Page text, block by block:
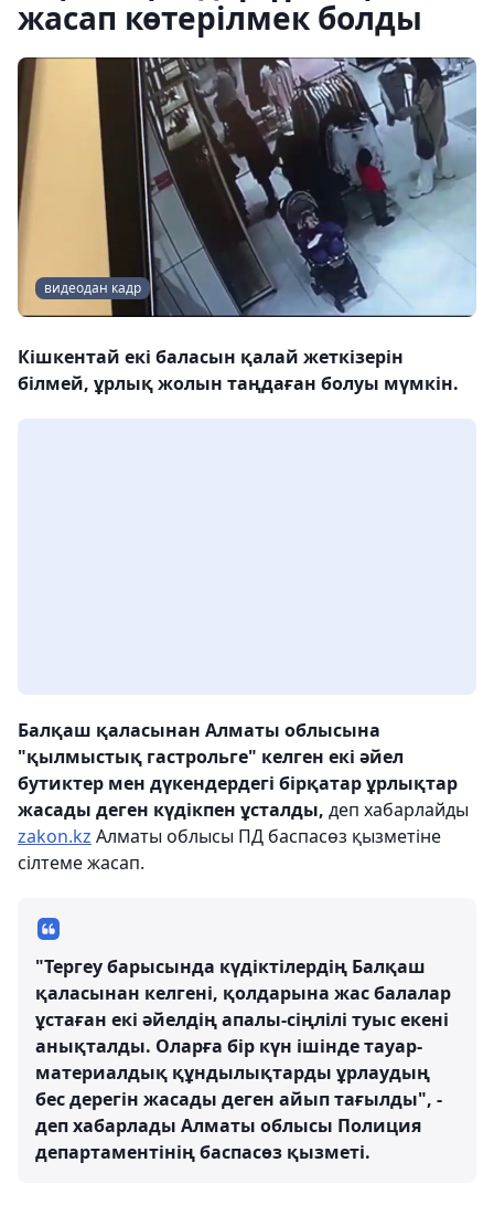
жасап көтерілмек болды
видеодан кадр
Кішкентай екі баласын қалай жеткізерін
білмей, ұрлық жолын таңдаған болуы мүмкін.
Балқаш қаласынан Алматы облысына
"қылмыстық гастрольге" келген екі әйел
бутиктер мен дүкендердегі бірқатар ұрлықтар
жасады деген күдікпен ұсталды, деп хабарлайды
zakon.kz Алматы облысы ПД баспасөз қызметіне
сілтеме жасап.
"Тергеу барысында күдіктілердің Балқаш
қаласынан келгені, қолдарына жас балалар
ұстаған екі әйелдің апалы-сіңлілі туыс екені
анықталды. Оларға бір күн ішінде тауар-
материалдық құндылықтарды ұрлаудың
бес дерегін жасады деген айып тағылды", -
деп хабарлады Алматы облысы Полиция
департаментінің баспасөз қызметі.